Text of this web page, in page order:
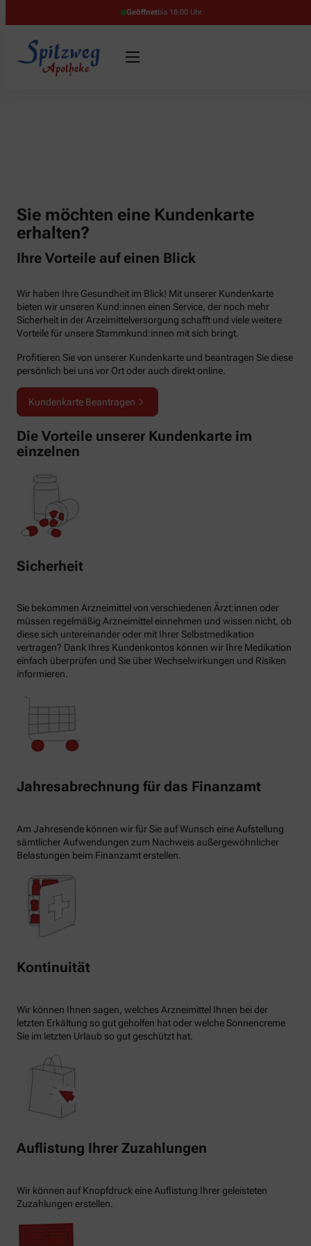
Geöffnetbis 18:00 Uhr
Sie möchten eine Kundenkarte
erhalten?
Ihre Vorteile auf einen Blick
Wir haben Ihre Gesundheit im Blick! Mit unserer Kundenkarte
bieten wir unseren Kund:innen einen Service, der noch mehr
Sicherheit in der Arzeimittelversorgung schafft und viele weitere
Vorteile für unsere Stammkund:innen mit sich bringt.
Profitieren Sie von unserer Kundenkarte und beantragen Sie diese
persönlich bei uns vor Ort oder auch direkt online.
Kundenkarte Beantragen
Die Vorteile unserer Kundenkarte im
einzelnen
Sicherheit
Sie bekommen Arzneimittel von verschiedenen Ärzt:innen oder
müssen regelmäßig Arzneimittel einnehmen und wissen nicht, ob
diese sich untereinander oder mit Ihrer Selbstmedikation
vertragen? Dank Ihres Kundenkontos können wir Ihre Medikation
einfach überprüfen und Sie über Wechselwirkungen und Risiken
informieren.
Jahresabrechnung für das Finanzamt
Am Jahresende können wir für Sie auf Wunsch eine Aufstellung
sämtlicher Aufwendungen zum Nachweis außergewöhnlicher
Belastungen beim Finanzamt erstellen.
Kontinuität
Wir können Ihnen sagen, welches Arzneimittel Ihnen bei der
letzten Erkältung so gut geholfen hat oder welche Sonnencreme
Sie im letzten Urlaub so gut geschützt hat.
Auflistung Ihrer Zuzahlungen
Wir können auf Knopfdruck eine Auflistung Ihrer geleisteten
Zuzahlungen erstellen.